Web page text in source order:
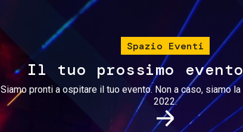
Spazio Eventi
Il tuo prossimo
Siamo pronti a ospitare il tuo evento. Non a caso, siamo
2022.